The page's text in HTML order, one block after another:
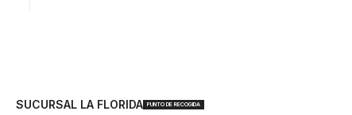
SUCURSAL LA FLORIDA PUNTO DE RECOGIDA